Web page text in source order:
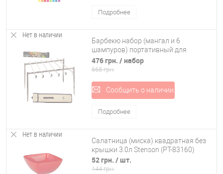
Подробнее
Нет в наличии
Барбекю набор (мангал и 6
шампуров) портативный для
природы Stenson (MH-0158)
476 грн. / набор
668 грн.
Сообщить о наличии
Подробнее
Нет в наличии
Салатница (миска) квадратная без
крышки 3.0л Stenson (PT-83160)
52 грн. / шт.
144 грн.